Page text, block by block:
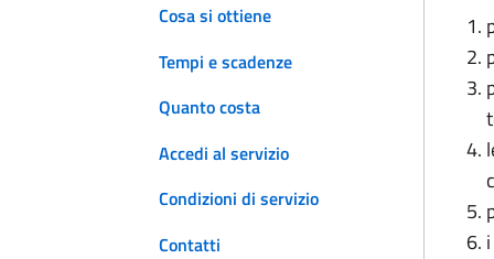
Cosa si ottiene
Tempi e scadenze
Quanto costa
Accedi al servizio
Condizioni di servizio
Contatti